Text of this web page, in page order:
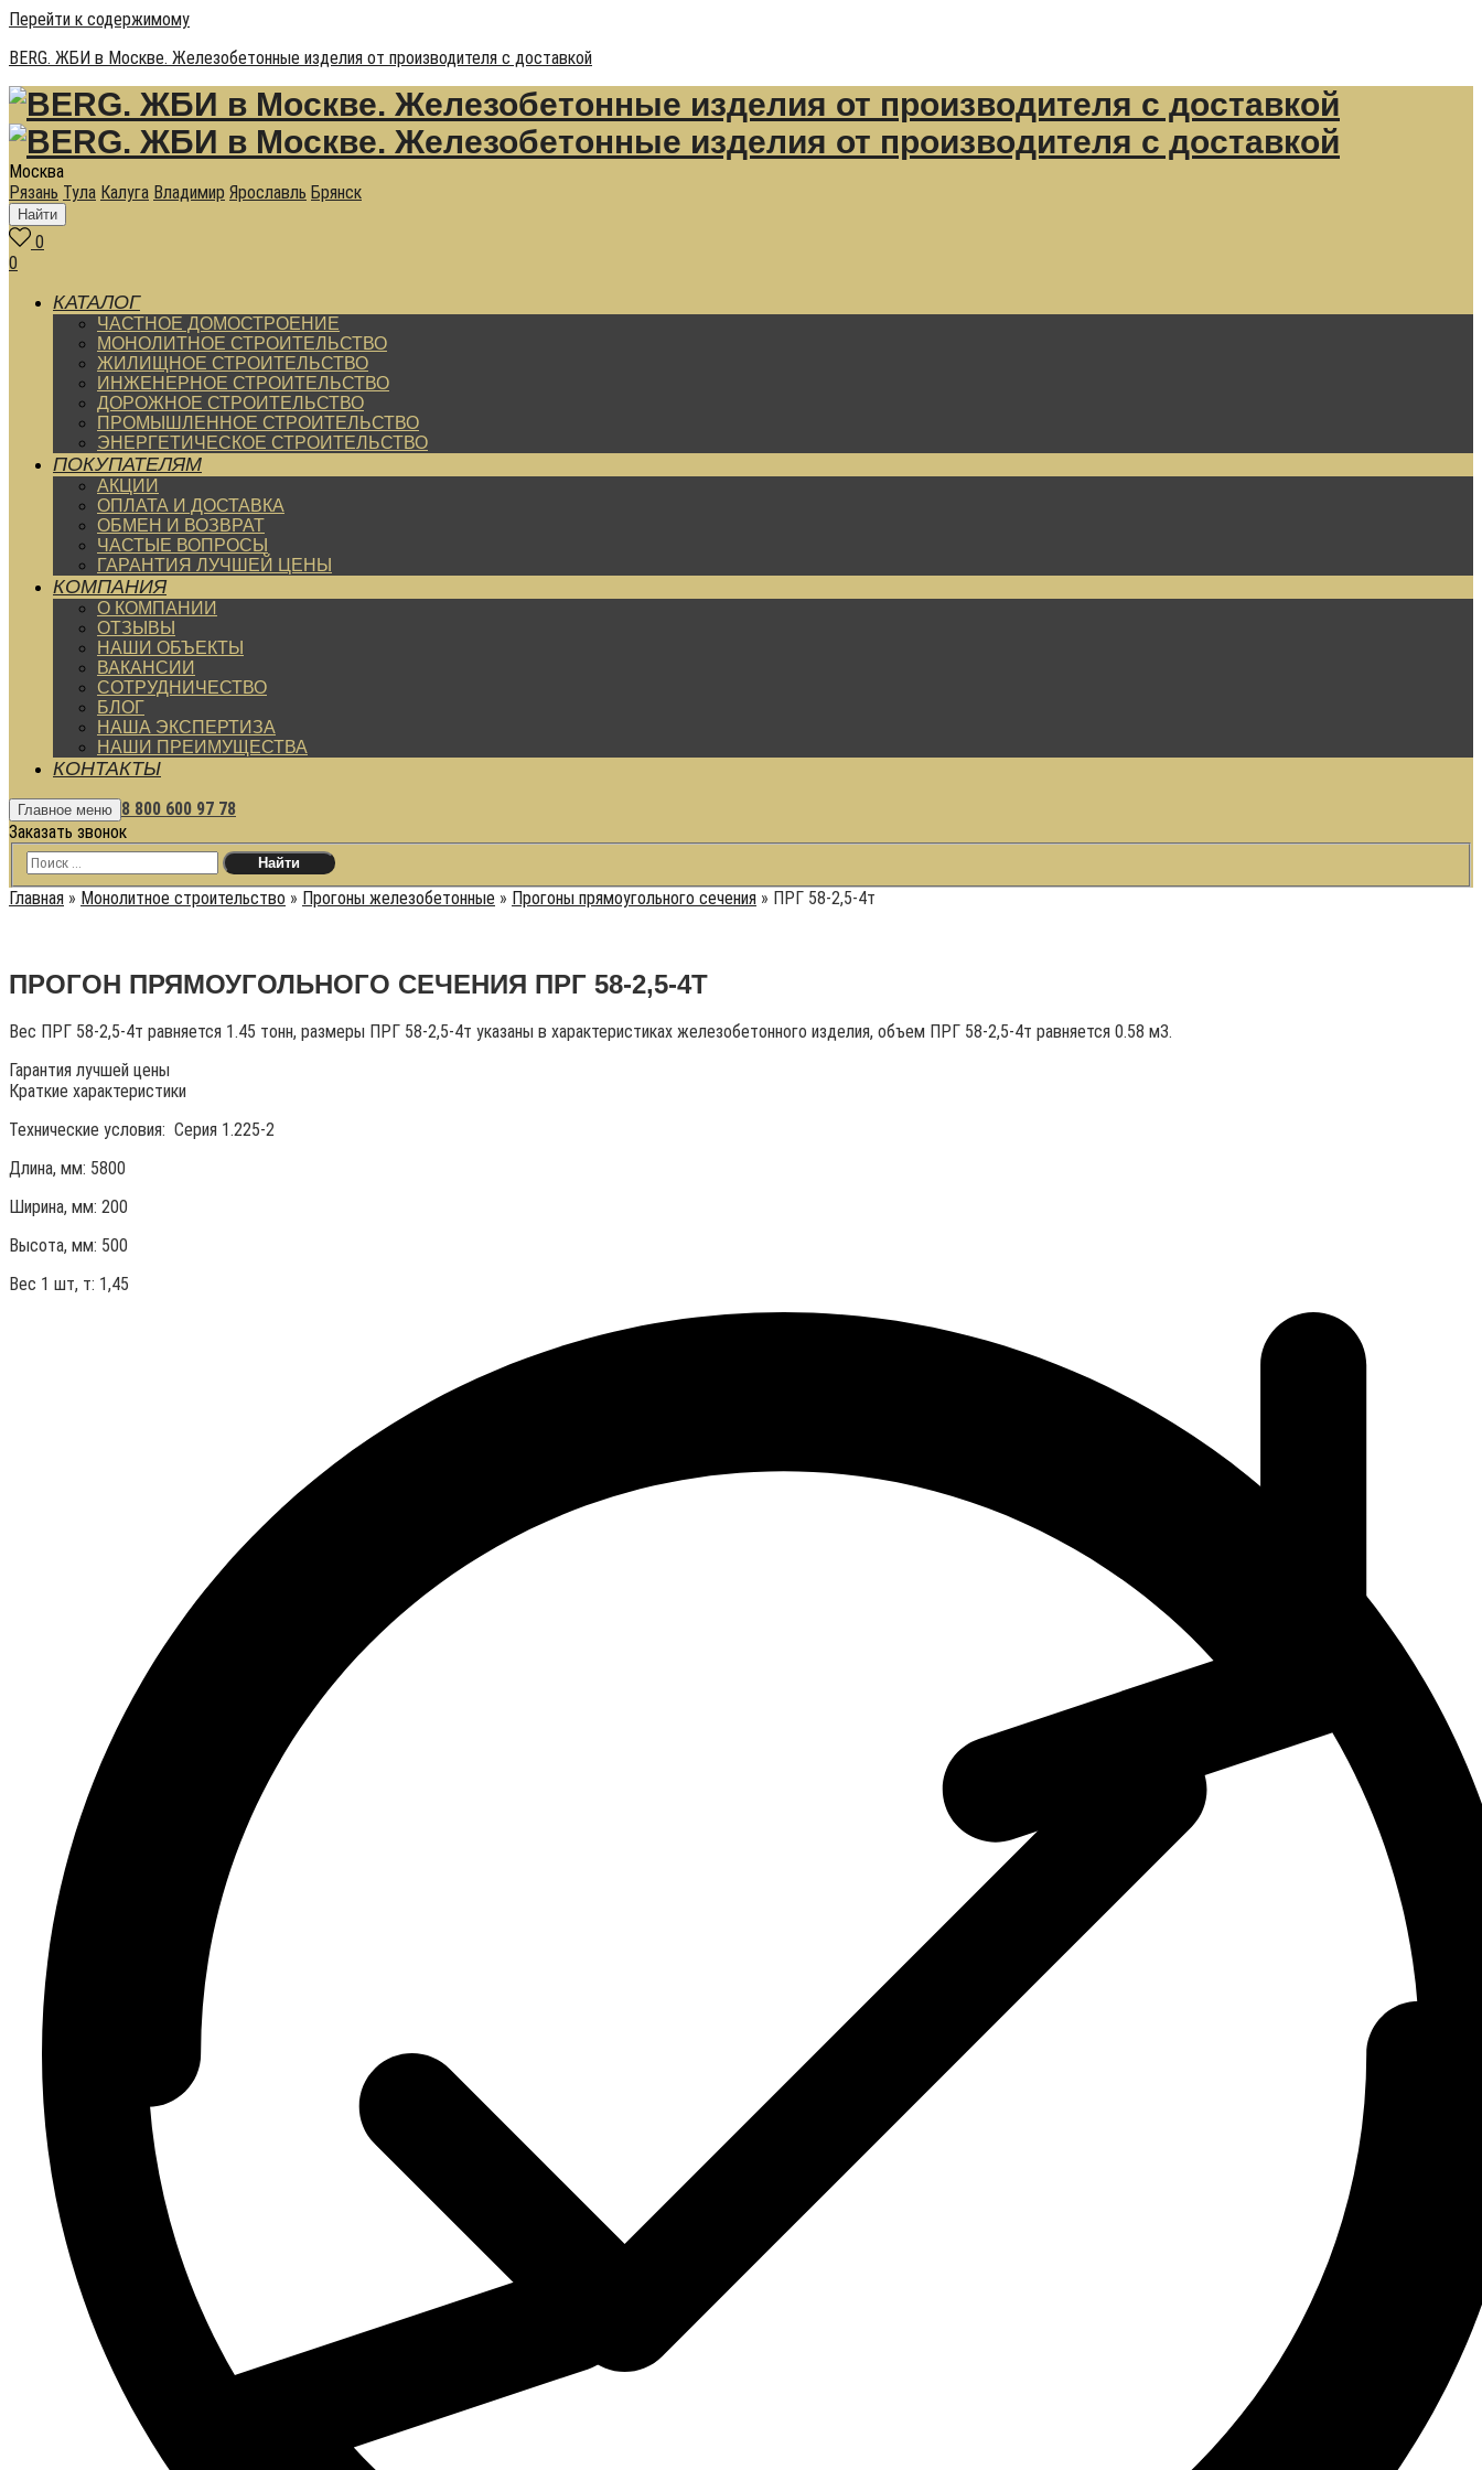
Перейти к содержимому
BERG. ЖБИ в Москве. Железобетонные изделия от производителя с доставкой
Москва
Рязань Тула Калуга Владимир Ярославль Брянск
Найти
0
0
КАТАЛОГ
ЧАСТНОЕ ДОМОСТРОЕНИЕ
МОНОЛИТНОЕ СТРОИТЕЛЬСТВО
ЖИЛИЩНОЕ СТРОИТЕЛЬСТВО
ИНЖЕНЕРНОЕ СТРОИТЕЛЬСТВО
ДОРОЖНОЕ СТРОИТЕЛЬСТВО
ПРОМЫШЛЕННОЕ СТРОИТЕЛЬСТВО
ЭНЕРГЕТИЧЕСКОЕ СТРОИТЕЛЬСТВО
ПОКУПАТЕЛЯМ
АКЦИИ
ОПЛАТА И ДОСТАВКА
ОБМЕН И ВОЗВРАТ
ЧАСТЫЕ ВОПРОСЫ
ГАРАНТИЯ ЛУЧШЕЙ ЦЕНЫ
КОМПАНИЯ
О КОМПАНИИ
ОТЗЫВЫ
НАШИ ОБЪЕКТЫ
ВАКАНСИИ
СОТРУДНИЧЕСТВО
БЛОГ
НАША ЭКСПЕРТИЗА
НАШИ ПРЕИМУЩЕСТВА
КОНТАКТЫ
Главное меню 8 800 600 97 78
Заказать звонок
Главная » Монолитное строительство » Прогоны железобетонные » Прогоны прямоугольного сечения » ПРГ 58-2,5-4т
ПРОГОН ПРЯМОУГОЛЬНОГО СЕЧЕНИЯ ПРГ 58-2,5-4Т
Вес ПРГ 58-2,5-4т равняется 1.45 тонн, размеры ПРГ 58-2,5-4т указаны в характеристиках железобетонного изделия, объем ПРГ 58-2,5-4т равняется 0.58 м3.
Гарантия лучшей цены
Краткие характеристики
Технические условия: Серия 1.225-2
Длина, мм: 5800
Ширина, мм: 200
Высота, мм: 500
Вес 1 шт, т: 1,45